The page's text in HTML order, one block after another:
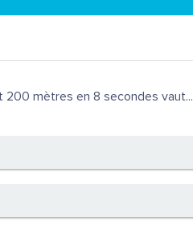
200 mètres en 8 secondes vaut...